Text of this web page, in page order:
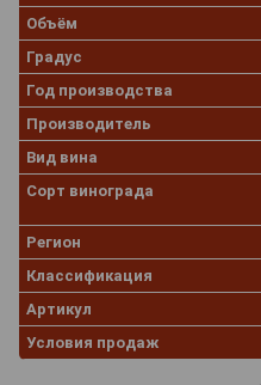
Объём
Градус
Год производства
Производитель
Вид вина
Сорт винограда
Регион
Классификация
Артикул
Условия продаж